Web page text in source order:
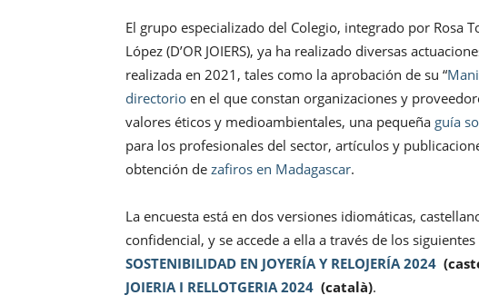
El grupo especializado del Colegio, integrado por Rosa
López (D’OR JOIERS), ya ha realizado diversas
realizada en 2021, tales como la aprobación de su “
directorio en el que constan organizaciones y
valores éticos y medioambientales, una pequeña guía
para los profesionales del sector, artículos y
obtención de zafiros en Madagascar.
La encuesta está en dos versiones idiomáticas,
confidencial, y se accede a ella a través de los
SOSTENIBILIDAD EN JOYERÍA Y RELOJERÍA 2024
JOIERIA I RELLOTGERIA 2024 (català).